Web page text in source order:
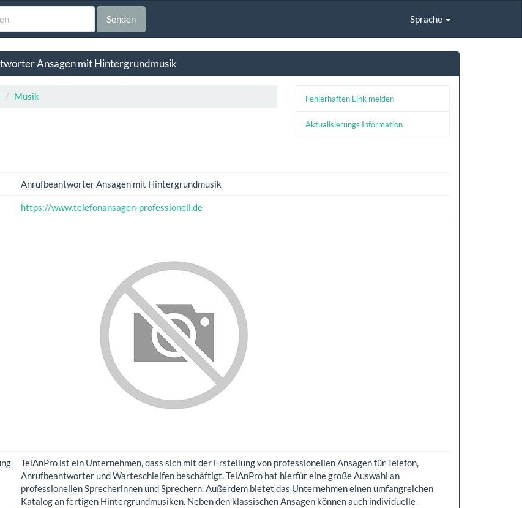
Senden Sprache
Ansagen mit Hintergrundmusik
Musik Fehlerhaften Link melden
Aktualisierungs Information
Anrufbeantworter Ansagen mit Hintergrundmusik
https://www.telefonansagen-professionell.de
TelAnPro ist ein Unternehmen, dass sich mit der Erstellung von professionellen Ansagen für Telefon,
Anrufbeantworter und Warteschleifen beschäftigt. TelAnPro hat hierfür eine große Auswahl an
professionellen Sprecherinnen und Sprechern. Außerdem bietet das Unternehmen einen umfangreichen
Katalog an fertigen Hintergrundmusiken. Neben den klassischen Ansagen können auch individuelle